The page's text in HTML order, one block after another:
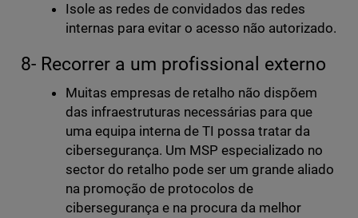
Isole as redes de convidados das redes
internas para evitar o acesso não autorizado.
8- Recorrer a um profissional externo
Muitas empresas de retalho não dispõem
das infraestruturas necessárias para que
uma equipa interna de TI possa tratar da
cibersegurança. Um MSP especializado no
sector do retalho pode ser um grande aliado
na promoção de protocolos de
cibersegurança e na procura da melhor